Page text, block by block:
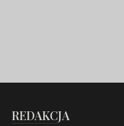
REDAKCJA